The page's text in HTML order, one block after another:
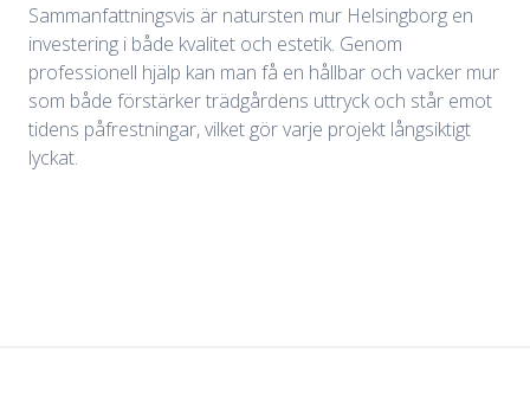
Sammanfattningsvis är natursten mur Helsingborg en
investering i både kvalitet och estetik. Genom
professionell hjälp kan man få en hållbar och vacker mur
som både förstärker trädgårdens uttryck och står emot
tidens påfrestningar, vilket gör varje projekt långsiktigt
lyckat.